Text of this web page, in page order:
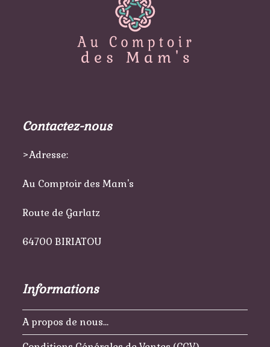
Contactez-nous
>Adresse:
Au Comptoir des Mam's
Route de Garlatz
64700 BIRIATOU
Informations
A propos de nous…